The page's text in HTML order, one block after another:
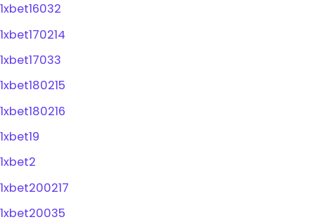
1xbet16032
1xbet170214
1xbet17033
1xbet180215
1xbet180216
1xbet19
1xbet2
1xbet200217
1xbet20035